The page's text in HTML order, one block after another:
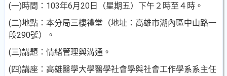
(一)時間：103年6月20日（星期五）下午２時至４時。
(二)地點：本分局三樓禮堂（地址：高雄市湖內區中山路一
段290號）。
(三)講題：情緒管理與溝通。
(四)講座：高雄醫學大學醫學社會學與社會工作學系系主任